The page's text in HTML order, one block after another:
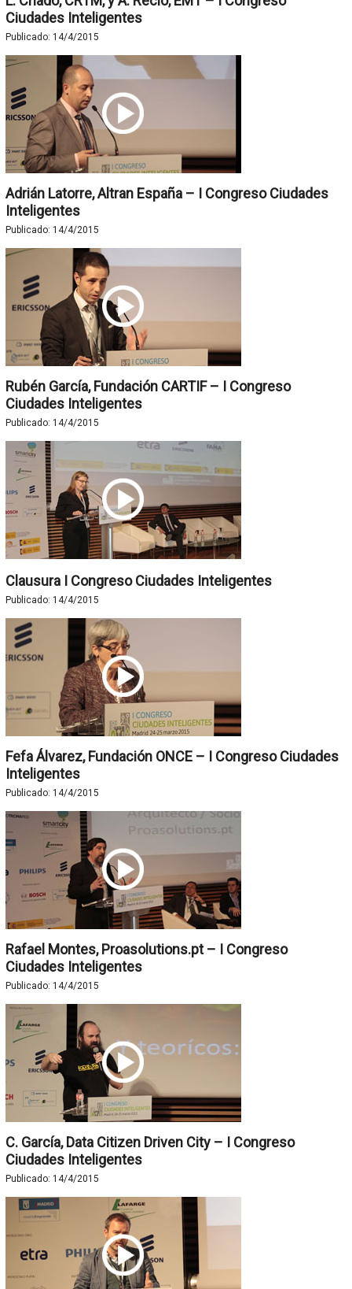
Ciudades Inteligentes
Publicado: 14/4/2015
Adrián Latorre, Altran España – I Congreso Ciudades
Inteligentes
Publicado: 14/4/2015
Rubén García, Fundación CARTIF – I Congreso
Ciudades Inteligentes
Publicado: 14/4/2015
Clausura I Congreso Ciudades Inteligentes
Publicado: 14/4/2015
Fefa Álvarez, Fundación ONCE – I Congreso Ciudades
Inteligentes
Publicado: 14/4/2015
Rafael Montes, Proasolutions.pt – I Congreso
Ciudades Inteligentes
Publicado: 14/4/2015
C. García, Data Citizen Driven City – I Congreso
Ciudades Inteligentes
Publicado: 14/4/2015